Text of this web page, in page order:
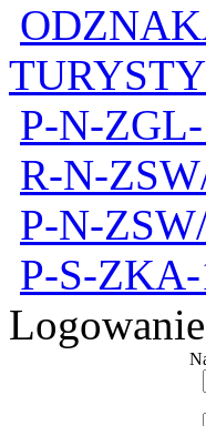
P-N-
R-N-
P-N-
P-S-
Logowanie